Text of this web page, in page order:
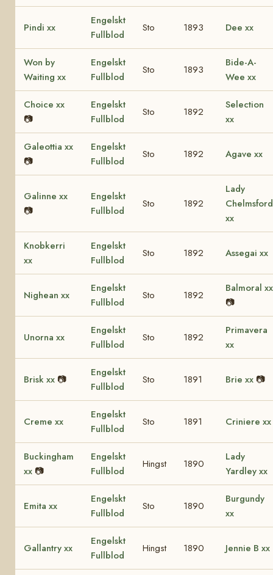
Pindi xx
Engelskt
Fullblod
Sto 1893 Dee xx
Won by
Waiting xx
Engelskt
Fullblod
Sto 1893
Bide-A-
Wee xx
Choice xx
📷
Engelskt
Fullblod
Sto 1892
Selection
xx
Galeottia xx
📷
Engelskt
Fullblod
Sto 1892 Agave xx
Galinne xx
📷
Engelskt
Fullblod
Sto 1892
Lady
Chelmsford
xx
Knobkerri
xx
Engelskt
Fullblod
Sto 1892 Assegai xx
Nighean xx
Engelskt
Fullblod
Sto 1892
Balmoral xx
📷
Unorna xx
Engelskt
Fullblod
Sto 1892
Primavera
xx
Brisk xx 📷
Engelskt
Fullblod
Sto 1891 Brie xx 📷
Creme xx
Engelskt
Fullblod
Sto 1891 Criniere xx
Buckingham
xx 📷
Engelskt
Fullblod
Hingst 1890
Lady
Yardley xx
Emita xx
Engelskt
Fullblod
Sto 1890
Burgundy
xx
Gallantry xx
Engelskt
Fullblod
Hingst 1890 Jennie B xx